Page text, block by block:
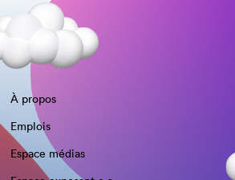
À propos
Emplois
Espace médias